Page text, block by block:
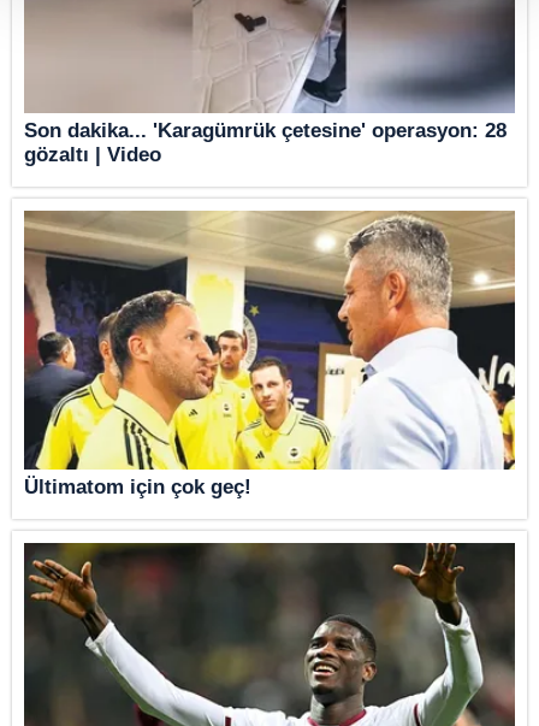
6698 sayılı Kişisel Verilerin Korunması Kanunu uyarınca hazırlanmış
Aydınlatma Metnimizi okumak ve sitemizde ilgili mevzuata uygun olarak
kullanılan çerezlerle ilgili bilgi almak için lütfentıklayınız
Son dakika... 'Karagümrük çetesine' operasyon: 28
gözaltı | Video
Ültimatom için çok geç!